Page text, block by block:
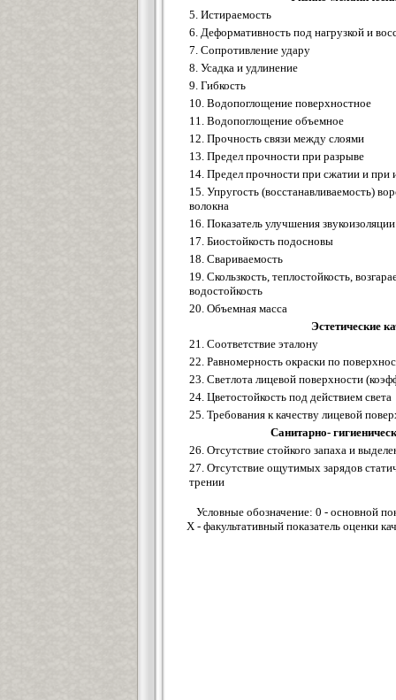
5. Истираемость
6. Деформативность под нагрузкой и
7. Сопротивление удару
8. Усадка и удлинение
9. Гибкость
10. Водопоглощение поверхностное
11. Водопоглощение объемное
12. Прочность связи между слоями
13. Предел прочности при разрыве
14. Предел прочности при сжатии и при
15. Упругость (восстанавливаемость)
волокна
16. Показатель улучшения
17. Биостойкость подосновы
18. Свариваемость
19. Скользкость, теплостойкость,
водостойкость
20. Объемная масса
Эстетические
21. Соответствие эталону
22. Равномерность окраски по
23. Светлота лицевой поверхности
24. Цветостойкость под действием света
25. Требования к качеству лицевой
Санитарно-
26. Отсутствие стойкого запаха и
27. Отсутствие ощутимых зарядов
трении
Условные обозначение: 0 - основной
Х - факультативный показатель оценки